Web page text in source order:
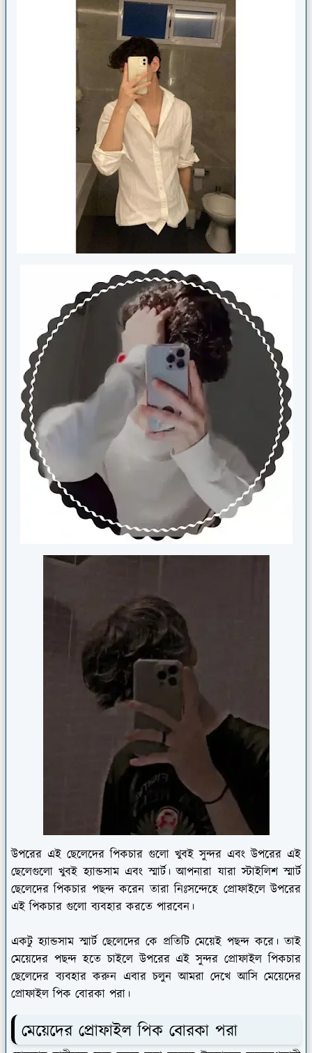
উপরের এই ছেলেদের পিকচার গুলো খুবই সুন্দর এবং উপরের এই
ছেলেগুলো খুবই হ্যান্ডসাম এবং স্মার্ট। আপনারা যারা স্টাইলিশ স্মার্ট
ছেলেদের পিকচার পছন্দ করেন তারা নিঃসন্দেহে প্রোফাইলে উপরের
এই পিকচার গুলো ব্যবহার করতে পারবেন।
একটু হ্যান্ডসাম স্মার্ট ছেলেদের কে প্রতিটি মেয়েই পছন্দ করে। তাই
মেয়েদের পছন্দ হতে চাইলে উপরের এই সুন্দর প্রোফাইল পিকচার
ছেলেদের ব্যবহার করুন এবার চলুন আমরা দেখে আসি মেয়েদের
প্রোফাইল পিক বোরকা পরা।
মেয়েদের প্রোফাইল পিক বোরকা পরা